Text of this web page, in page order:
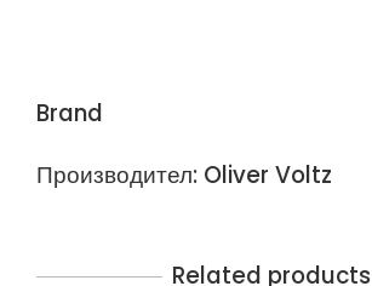
Brand
Производител: Oliver Voltz
Related products